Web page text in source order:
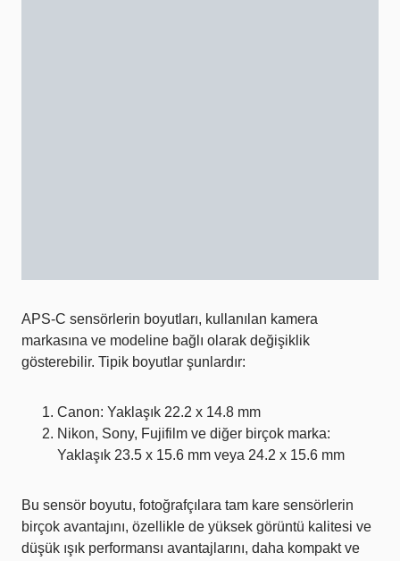
APS-C sensörlerin boyutları, kullanılan kamera
markasına ve modeline bağlı olarak değişiklik
gösterebilir. Tipik boyutlar şunlardır:
Canon: Yaklaşık 22.2 x 14.8 mm
Nikon, Sony, Fujifilm ve diğer birçok marka:
Yaklaşık 23.5 x 15.6 mm veya 24.2 x 15.6 mm
Bu sensör boyutu, fotoğrafçılara tam kare sensörlerin
birçok avantajını, özellikle de yüksek görüntü kalitesi ve
düşük ışık performansı avantajlarını, daha kompakt ve